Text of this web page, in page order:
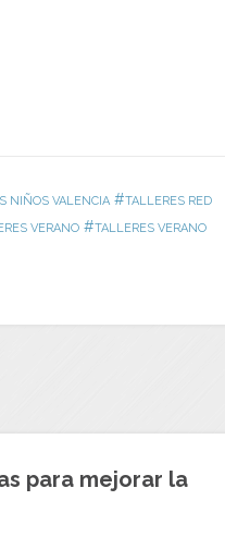
NIÑOS VALENCIA#TALLERES RED
VERANO #TALLERES VERANO
para mejorar la